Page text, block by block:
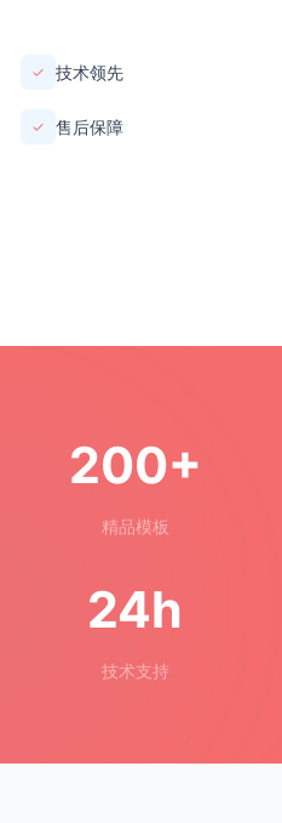
✓ 技术领先
✓ 售后保障
200+
精品模板
24h
技术支持